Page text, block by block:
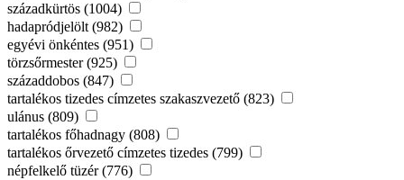
századkürtös (1004)
hadapródjelölt (982)
egyévi önkéntes (951)
törzsőrmester (925)
századdobos (847)
tartalékos tizedes címzetes szakaszvezető (823)
ulánus (809)
tartalékos főhadnagy (808)
tartalékos őrvezető címzetes tizedes (799)
népfelkelő tüzér (776)